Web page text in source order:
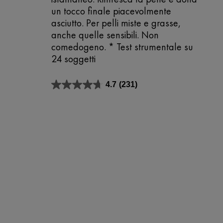
un tocco finale piacevolmente
asciutto. Per pelli miste e grasse,
anche quelle sensibili. Non
comedogeno. * Test strumentale su
24 soggetti
4.7 (231)
4.7